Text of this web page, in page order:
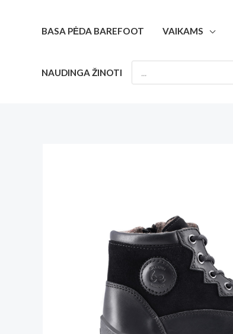
BASA PĖDA BAREFOOT VAIKAMS
NAUDINGA ŽINOTI
PRODUCTS
SEARCH